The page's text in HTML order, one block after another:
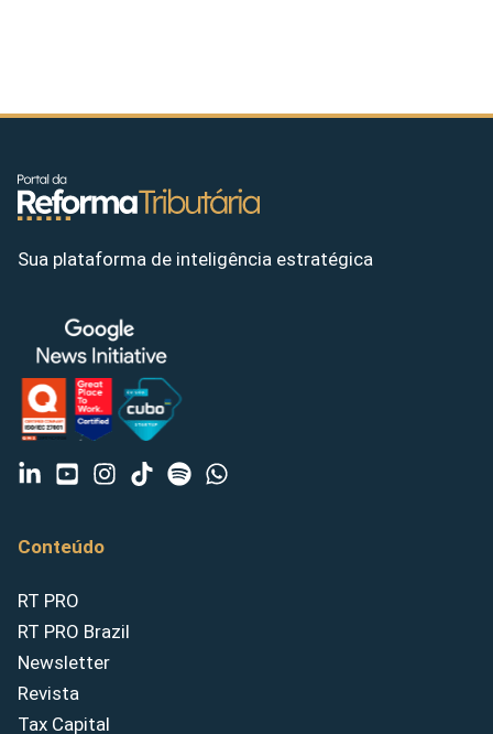
Sua plataforma de inteligência estratégica
Conteúdo
RT PRO
RT PRO Brazil
Newsletter
Revista
Tax Capital